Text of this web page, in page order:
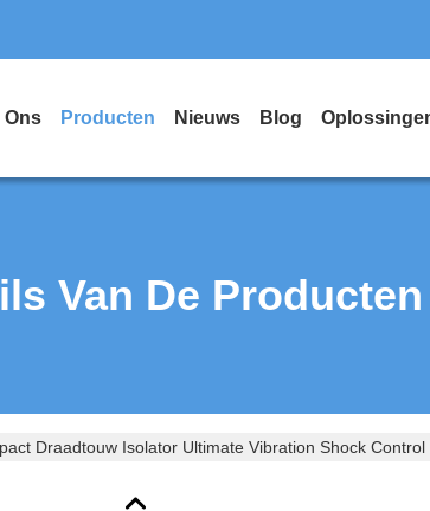
Ons Producten Nieuws Blog
Van De Producten
Draadtouw Isolator Ultimate Vibration Shock Control